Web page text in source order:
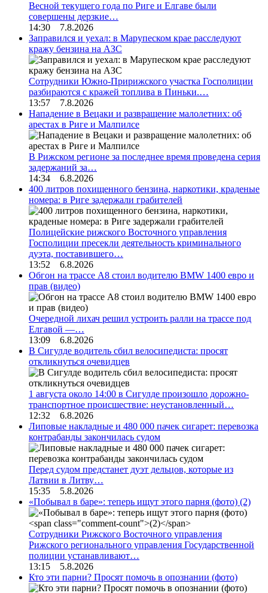
Весной текущего года по Риге и Елгаве были
совершены дерзкие…
14:30 7.8.2026
Заправился и уехал: в Марупеском крае расследуют
кражу бензина на АЗС
Сотрудники Южно-Пририжского участка Госполиции
разбираются с кражей топлива в Пиньки.…
13:57 7.8.2026
Нападение в Вецаки и развращение малолетних: об
арестах в Риге и Малпилсе
В Рижском регионе за последнее время проведена серия
задержаний за…
14:34 6.8.2026
400 литров похищенного бензина, наркотики, краденые
номера: в Риге задержали грабителей
Полицейские рижского Восточного управления
Госполиции пресекли деятельность криминального
дуэта, поставившего…
13:52 6.8.2026
Обгон на трассе А8 стоил водителю BMW 1400 евро и
прав (видео)
Очередной лихач решил устроить ралли на трассе под
Елгавой —…
13:09 6.8.2026
В Сигулде водитель сбил велосипедиста: просят
откликнуться очевидцев
1 августа около 14:00 в Сигулде произошло дорожно-
транспортное происшествие: неустановленный…
12:32 6.8.2026
Липовые накладные и 480 000 пачек сигарет: перевозка
контрабанды закончилась судом
Перед судом предстанет дуэт дельцов, которые из
Латвии в Литву…
15:35 5.8.2026
«Побывал в баре»: теперь ищут этого парня (фото) (2)
Сотрудники Рижского Восточного управления
Рижского регионального управления Государственной
полиции устанавливают…
13:15 5.8.2026
Кто эти парни? Просят помочь в опознании (фото)